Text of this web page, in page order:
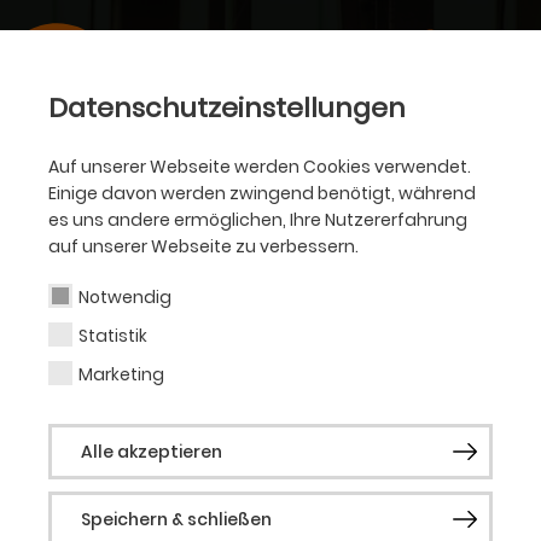
Datenschutzeinstellungen
Auf unserer Webseite werden Cookies verwendet.
Einige davon werden zwingend benötigt, während
es uns andere ermöglichen, Ihre Nutzererfahrung
auf unserer Webseite zu verbessern.
Notwendig
Statistik
Marketing
Alle akzeptieren
Speichern & schließen